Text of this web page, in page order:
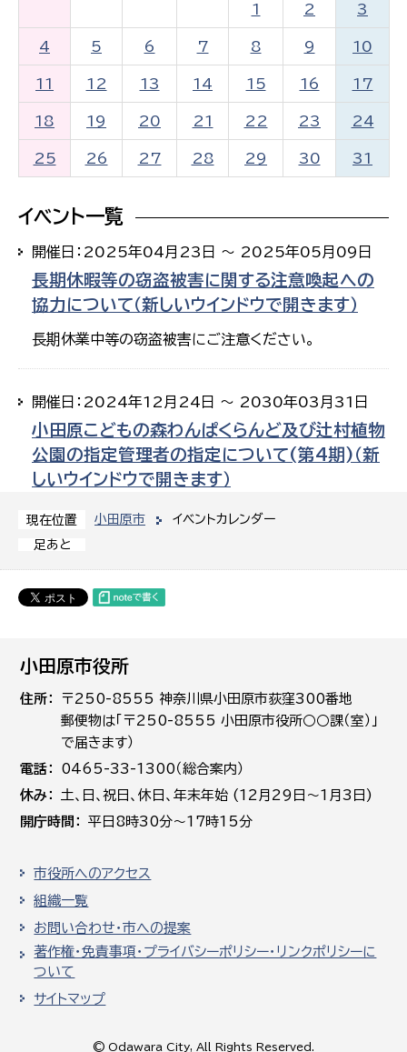
現在位置 小田原市
イベントカレンダー
足あと
1 2 3
4 5 6 7 8 9 10
11 12 13 14 15 16 17
18 19 20 21 22 23 24
25 26 27 28 29 30 31
イベント一覧
開催日：2025年04月23日 ～ 2025年05月09日
長期休暇等の窃盗被害に関する注意喚起への
協力について（新しいウインドウで開きます）
長期休業中等の窃盗被害にご注意ください。
開催日：2024年12月24日 ～ 2030年03月31日
小田原こどもの森わんぱくらんど及び辻村植物
公園の指定管理者の指定について(第4期)（新
しいウインドウで開きます）
小田原市役所
住所
〒250-8555 神奈川県小田原市荻窪300番地
郵便物は「〒250-8555 小田原市役所○○課（室）」
で届きます）
電話
0465-33-1300（総合案内）
休み
土､日､祝日、休日、年末年始 (12月29日～1月3日)
開庁時間
平日8時30分～17時15分
市役所へのアクセス
組織一覧
お問い合わせ・市への提案
著作権・免責事項・プライバシーポリシー・リンクポリシーに
ついて
サイトマップ
© Odawara City, All Rights Reserved.